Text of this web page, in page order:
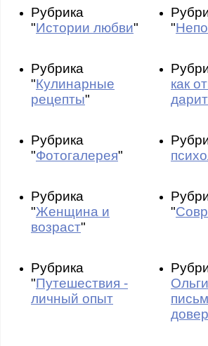
Рубрика
"Истории любви"
"
Рубрика
"Кулинарные
рецепты"
как
Рубрика
"Фотогалерея"
Рубрика
"Женщина и
возраст"
"
Рубрика
"Путешествия -
личный опыт